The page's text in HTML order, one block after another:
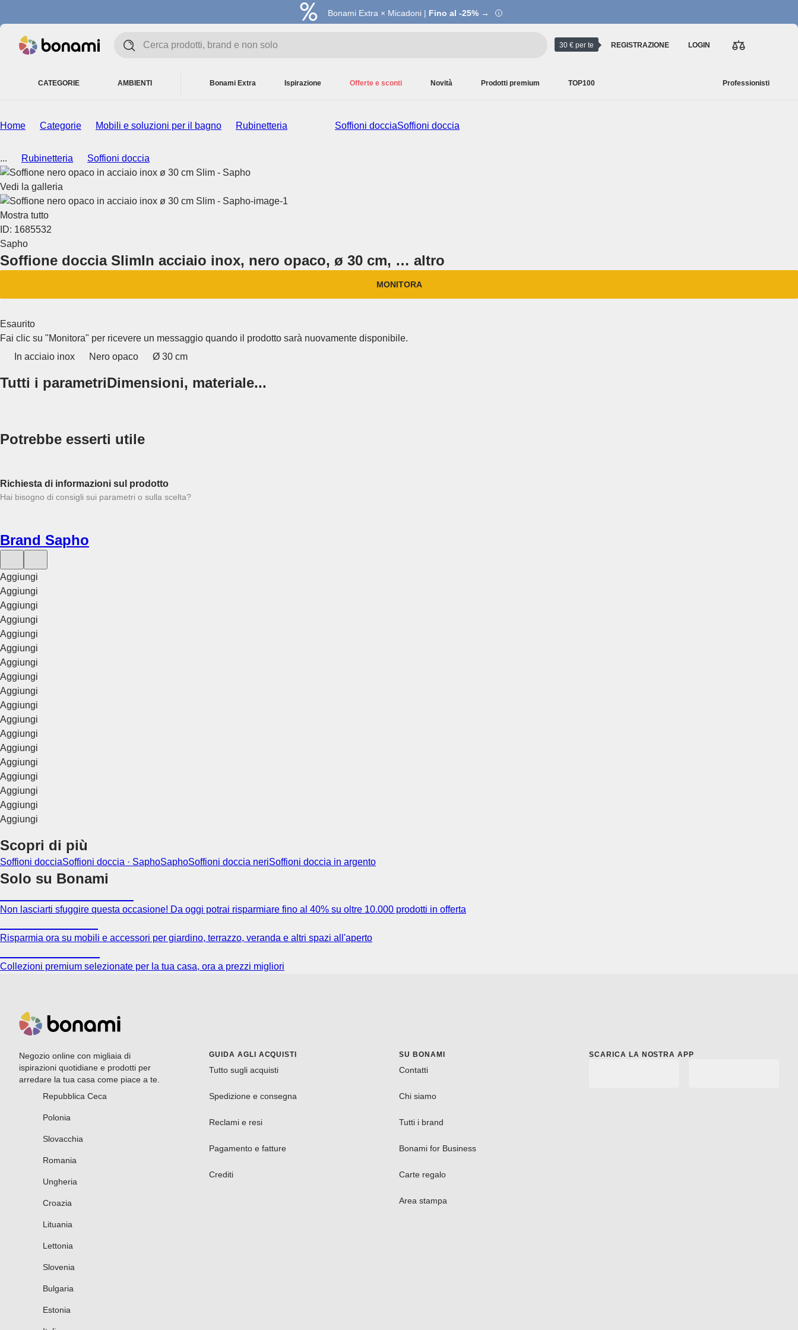
Bonami Extra × Micadoni | Fino al -25% →
30 € per te REGISTRAZIONE LOGIN
CATEGORIE AMBIENTI Bonami Extra Ispirazione Offerte e sconti Novità Prodotti premium TOP100 Professionisti
Home Categorie Mobili e soluzioni per il bagno Rubinetteria Soffioni docciaSoffioni doccia
... Rubinetteria Soffioni doccia
Vedi la galleria
Mostra tutto
ID: 1685532
Sapho
Soffione doccia SlimIn acciaio inox, nero opaco, ø 30 cm, … altro
MONITORA
Esaurito
Fai clic su "Monitora" per ricevere un messaggio quando il prodotto sarà nuovamente disponibile.
In acciaio inox
Nero opaco Ø 30 cm
Tutti i parametriDimensioni, materiale...
Potrebbe esserti utile
Richiesta di informazioni sul prodotto
Hai bisogno di consigli sui parametri o sulla scelta?
Brand Sapho
Aggiungi
Aggiungi
Aggiungi
Aggiungi
Aggiungi
Aggiungi
Aggiungi
Aggiungi
Aggiungi
Aggiungi
Aggiungi
Aggiungi
Aggiungi
Aggiungi
Aggiungi
Aggiungi
Aggiungi
Aggiungi
Scopri di più
Soffioni docciaSoffioni doccia · SaphoSaphoSoffioni doccia neriSoffioni doccia in argento
Solo su Bonami
Non lasciarti sfuggire questa occasione! Da oggi potrai risparmiare fino al 40% su oltre 10.000 prodotti in offerta
Risparmia ora su mobili e accessori per giardino, terrazzo, veranda e altri spazi all'aperto
Collezioni premium selezionate per la tua casa, ora a prezzi migliori
Negozio online con migliaia di
ispirazioni quotidiane e prodotti per
arredare la tua casa come piace a te.
Repubblica Ceca
Polonia
Slovacchia
Romania
Ungheria
Croazia
Lituania
Lettonia
Slovenia
Bulgaria
Estonia
GUIDA AGLI ACQUISTI
Tutto sugli acquisti
Spedizione e consegna
Reclami e resi
Pagamento e fatture
Crediti
SU BONAMI
Contatti
Chi siamo
Tutti i brand
Bonami for Business
Carte regalo
Area stampa
SCARICA LA NOSTRA APP